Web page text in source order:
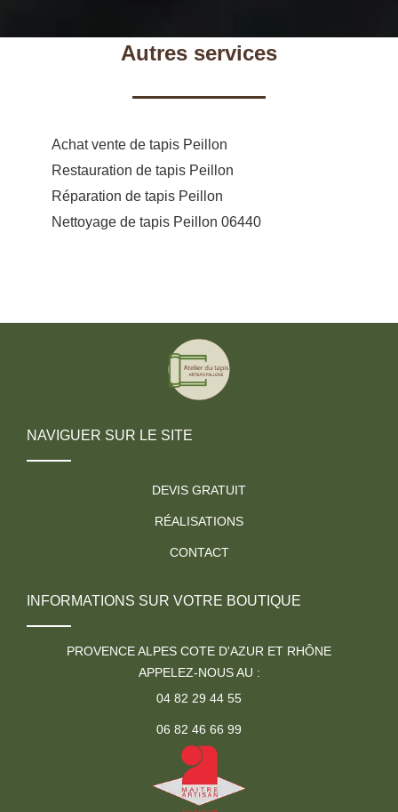
Autres services
Achat vente de tapis Peillon
Restauration de tapis Peillon
Réparation de tapis Peillon
Nettoyage de tapis Peillon 06440
NAVIGUER SUR LE SITE
DEVIS GRATUIT
RÉALISATIONS
CONTACT
INFORMATIONS SUR VOTRE BOUTIQUE
PROVENCE ALPES COTE D'AZUR ET RHÔNE
APPELEZ-NOUS AU :
04 82 29 44 55
06 82 46 66 99